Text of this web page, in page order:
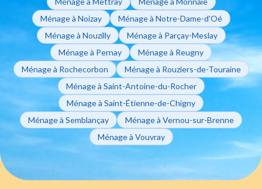
Ménage à Noizay
Ménage à Notre-Dame-d'Oé
Ménage à Nouzilly
Ménage à Parçay-Meslay
Ménage à Pernay
Ménage à Reugny
Ménage à Rochecorbon
Ménage à Rouziers-de-Touraine
Ménage à Saint-Antoine-du-Rocher
Ménage à Saint-Étienne-de-Chigny
Ménage à Semblançay
Ménage à Vernou-sur-Brenne
Ménage à Vouvray